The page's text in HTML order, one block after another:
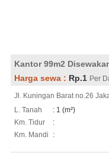
Kantor 99m2
Harga sewa : Rp.1 Per
Jl. Kuningan Barat no.26
L. Tanah
: 1 (m²)
Km. Tidur
:
Km. Mandi
: